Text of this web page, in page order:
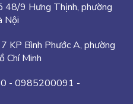
48/9 Hưng Thịnh, phường
Nội
KP Bình Phước A, phường
Chí Minh
- 0985200091 -